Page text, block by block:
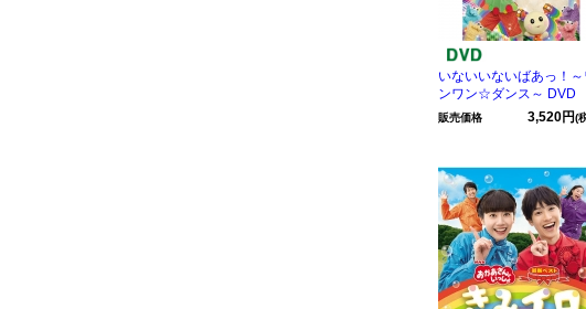
いないいないばあっ！～
ンワン☆ダンス～ DVD
販売価格 3,520円(